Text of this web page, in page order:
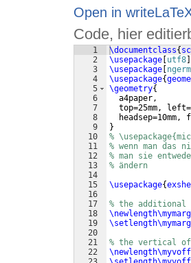
Open in
Code, hier
1
2
3
4
5
6
7
8
9
10
11
12
13
14
15
16
17
18
19
20
21
22
\documentclass{
\usepackage utf8
\usepackage
\usepackage{
\geometry{
  a4paper,
top=25mm,
headsep=10mm,
}
%
% wenn man
% man sie
% ändern
\usepackage{
% the
% the vertical